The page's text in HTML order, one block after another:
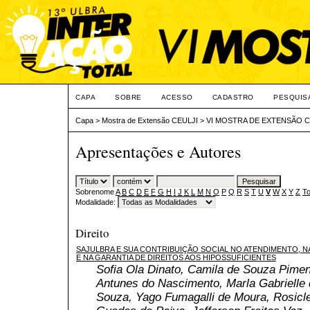
CAPA SOBRE ACESSO CADASTRO
Capa > Mostra de Extensão CEULJI > VI MOSTRA DE EXTENSÃO
Apresentações e Autores
SobrenomeA B C D E F G H I J K L M N O P Q R S T U V W X Y Z
Modalidade:
Direito
SAJULBRA E SUA CONTRIBUIÇÃO SOCIAL NO ATENDIMENTO,
E NA GARANTIA DE DIREITOS AOS HIPOSSUFICIENTES
Sofia Ola Dinato, Camila de Souza
Antunes do Nascimento, Marla Gabrielle
Souza, Yago Fumagalli de Moura,